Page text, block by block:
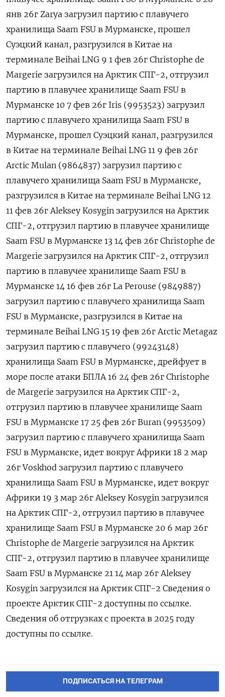
янв 26г Zarya загрузил партию с ‌плавучего
хранилища Saam FSU в Мурманске, прошел
Суэцкий канал, разгрузился в Китае на
терминале Beihai LNG 9 1 фев 26г Сhristophe de
Margerie загрузился на Арктик ​СПГ-2, отгрузил
партию в плавучее хранилище Saam FSU в
Мурманске 10 7 фев 26г Iris (9953523) загрузил
партию с плавучего хранилища Saam FSU в
Мурманске, прошел Суэцкий канал, разгрузился
в Китае на терминале Beihai LNG 11 9 фев 26г
Arctic Mulan (9864837) загрузил партию с
плавучего хранилища Saam FSU в Мурманске,
разгрузился в Китае на терминале Beihai LNG 12
11 фев 26г Aleksey Kosygin загрузился на Арктик
СПГ-2, отгрузил партию в плавучее хранилище
Saam FSU в Мурманске 13 14 фев 26г Сhristophe de
Margerie загрузился на Арктик СПГ-2, отгрузил
партию в плавучее хранилище Saam FSU в
Мурманске 14 16 фев 26г La Perouse (9849887)
загрузил партию с плавучего хранилища Saam
FSU в Мурманске, разгрузился в Китае на
терминале Beihai LNG 15 19 фев 26г Arctic Metagaz
загрузил ​партию с плавучего (99243148)
хранилища Saam FSU в Мурманске, ⁠дрейфует в
море после атаки БПЛА 16 24 фев 26г Сhristophe
de Margerie загрузился на Арктик СПГ-2,
отгрузил партию в плавучее хранилище Saam
FSU в Мурманске 17 25 фев 26г Buran (9953509)
загрузил партию с плавучего хранилища Saam
FSU в Мурманске, ‌идет вокруг Африки 18 2 мар
26г Voskhod загрузил партию с плавучего
хранилища Saam FSU в Мурманске, идет вокруг
Африки 19 3 мар 26г Aleksey Kosygin загрузился
‌на Арктик СПГ-2, отгрузил партию в плавучее
хранилище Saam FSU в Мурманске 20 6 мар 26г
Сhristophe de Margerie загрузился на Арктик
СПГ-2, отгрузил партию в плавучее хранилище ​
Saam FSU в Мурманске 21 14 мар 26г Aleksey
Kosygin загрузился на Арктик СПГ-2 Сведения о
проекте Арктик СПГ-2 доступны ‌по ссылке.
Сведения об отгрузках с проекта в 2025 году
доступны по ссылке.
ПОДПИСАТЬСЯ НА ТЕЛЕГРАМ